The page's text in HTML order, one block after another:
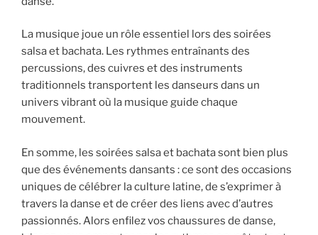
La musique joue un rôle essentiel lors des soirées
salsa et bachata. Les rythmes entraînants des
percussions, des cuivres et des instruments
traditionnels transportent les danseurs dans un
univers vibrant où la musique guide chaque
mouvement.
En somme, les soirées salsa et bachata sont bien plus
que des événements dansants : ce sont des occasions
uniques de célébrer la culture latine, de s’exprimer à
travers la danse et de créer des liens avec d’autres
passionnés. Alors enfilez vos chaussures de danse,